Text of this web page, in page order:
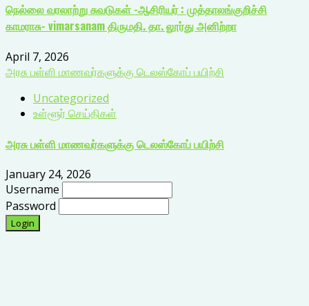
நெல்லை வரலாற்று சுவடுகள் -ஆசிரியர் : முத்தாலங்குறிச்சி
காமராசு- vimarsanam திருமதி. தா. லூர்து அனிற்றா
April 7, 2026
அரசு பள்ளி மாணவர்களுக்கு டெலஸ்கோப் பயிற்சி
Uncategorized
உள்ளூர் செய்திகள்
அரசு பள்ளி மாணவர்களுக்கு டெலஸ்கோப் பயிற்சி
January 24, 2026
Username
Password